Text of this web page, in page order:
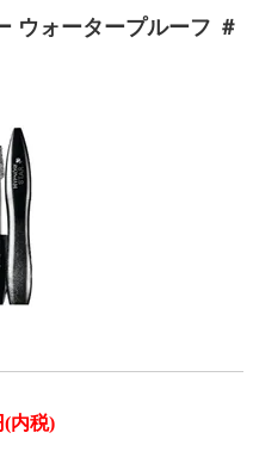
ウォータープルーフ ＃
(内税)